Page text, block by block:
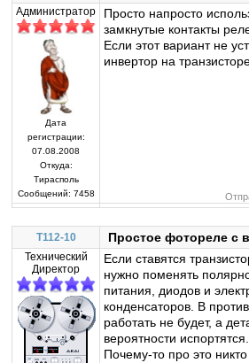
Администратор
Дата
регистрации:
07.08.2008
Откуда:
Тирасполь
Сообщений: 7458
Просто напросто
замкнутые контакты
Если этот вариант не
инвертор на
T112-10 Простое фотореле с
Технический
Директор
Если ставятся
нужно поменять
питания, диодов и
конденсаторов. В
работать не будет, а
вероятности испортятся.
Почему-то про это никто